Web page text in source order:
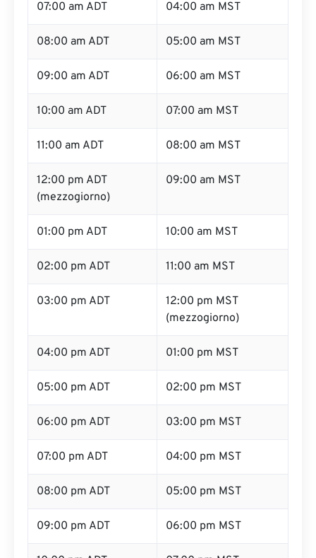
07:00 am ADT 04:00 am MST
08:00 am ADT 05:00 am MST
09:00 am ADT 06:00 am MST
10:00 am ADT 07:00 am MST
11:00 am ADT 08:00 am MST
12:00 pm ADT
(mezzogiorno)
09:00 am MST
01:00 pm ADT 10:00 am MST
02:00 pm ADT 11:00 am MST
03:00 pm ADT
12:00 pm MST
(mezzogiorno)
04:00 pm ADT 01:00 pm MST
05:00 pm ADT 02:00 pm MST
06:00 pm ADT 03:00 pm MST
07:00 pm ADT 04:00 pm MST
08:00 pm ADT 05:00 pm MST
09:00 pm ADT 06:00 pm MST